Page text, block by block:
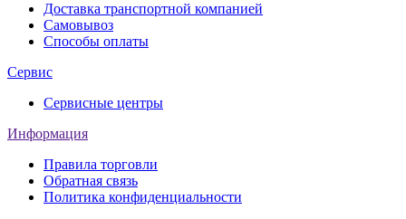
Доставка транспортной компанией
Самовывоз
Способы оплаты
Сервис
Сервисные центры
Информация
Правила торговли
Обратная связь
Политика конфиденциальности